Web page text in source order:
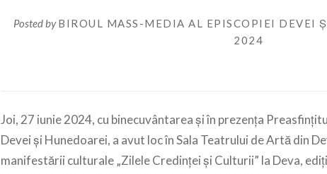
Posted byBIROUL MASS-MEDIA AL EPISCOPIEI DEVEI
2024
Joi, 27 iunie 2024, cu binecuvântarea și în prezența
Devei şi Hunedoarei, a avut loc în Sala Teatrului de Artă din
manifestării culturale „Zilele Credinței și Culturii” la Deva,